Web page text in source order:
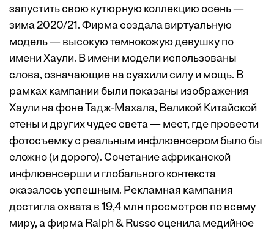
запустить свою кутюрную коллекцию осень —
зима 2020/21. Фирма создала виртуальную
модель — высокую темнокожую девушку по
имени Хаули. В имени модели использованы
слова, означающие на суахили силу и мощь. В
рамках кампании были показаны изображения
Хаули на фоне Тадж-Махала, Великой Китайской
стены и других чудес света — мест, где провести
фотосъемку с реальным инфлюенсером было бы
сложно (и дорого). Сочетание африканской
инфлюенсерши и глобального контекста
оказалось успешным. Рекламная кампания
достигла охвата в 19,4 млн просмотров по всему
миру, а фирма Ralph & Russo оценила медийное